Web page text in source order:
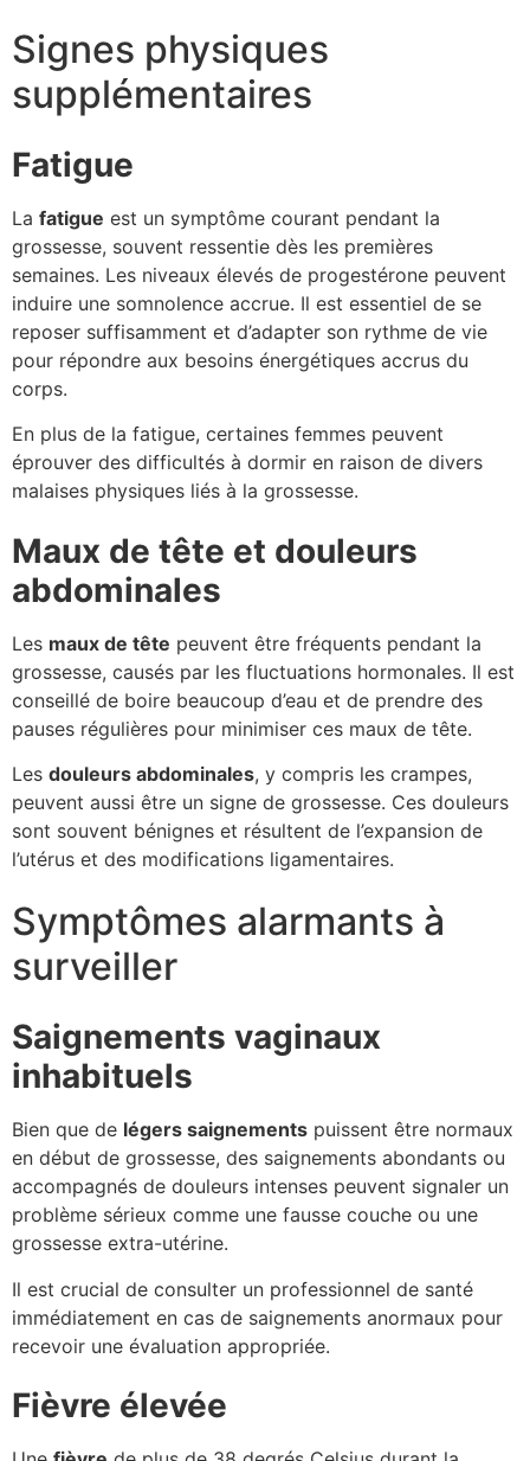
Signes physiques
supplémentaires
Fatigue
La fatigue est un symptôme courant pendant la
grossesse, souvent ressentie dès les premières
semaines. Les niveaux élevés de progestérone peuvent
induire une somnolence accrue. Il est essentiel de se
reposer suffisamment et d’adapter son rythme de vie
pour répondre aux besoins énergétiques accrus du
corps.
En plus de la fatigue, certaines femmes peuvent
éprouver des difficultés à dormir en raison de divers
malaises physiques liés à la grossesse.
Maux de tête et douleurs
abdominales
Les maux de tête peuvent être fréquents pendant la
grossesse, causés par les fluctuations hormonales. Il est
conseillé de boire beaucoup d’eau et de prendre des
pauses régulières pour minimiser ces maux de tête.
Les douleurs abdominales, y compris les crampes,
peuvent aussi être un signe de grossesse. Ces douleurs
sont souvent bénignes et résultent de l’expansion de
l’utérus et des modifications ligamentaires.
Symptômes alarmants à
surveiller
Saignements vaginaux
inhabituels
Bien que de légers saignements puissent être normaux
en début de grossesse, des saignements abondants ou
accompagnés de douleurs intenses peuvent signaler un
problème sérieux comme une fausse couche ou une
grossesse extra-utérine.
Il est crucial de consulter un professionnel de santé
immédiatement en cas de saignements anormaux pour
recevoir une évaluation appropriée.
Fièvre élevée